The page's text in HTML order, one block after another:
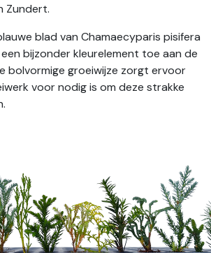
Zundert.
blad van Chamaecyparis pisifera
een bijzonder kleurelement toe aan de
bolvormige groeiwijze zorgt ervoor
voor nodig is om deze strakke